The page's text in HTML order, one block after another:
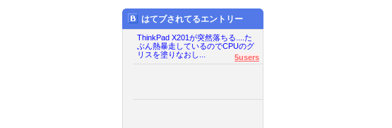
はてブされてるエントリー
ThinkPad X201が突然落ちる....た
ぶん熱暴走しているのでCPUのグ
リスを塗りなおし...
5users